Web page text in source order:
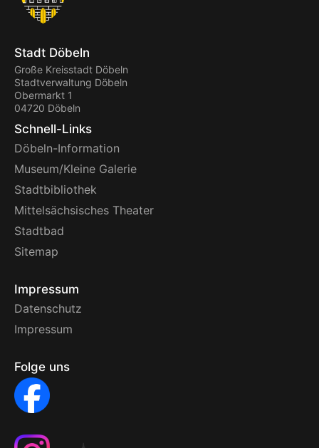
Stadt Döbeln
Große Kreisstadt Döbeln
Stadtverwaltung Döbeln
Obermarkt 1
04720 Döbeln
Schnell-Links
Döbeln-Information
Museum/Kleine Galerie
Stadtbibliothek
Mittelsächsisches Theater
Stadtbad
Sitemap
Impressum
Datenschutz
Impressum
Folge uns